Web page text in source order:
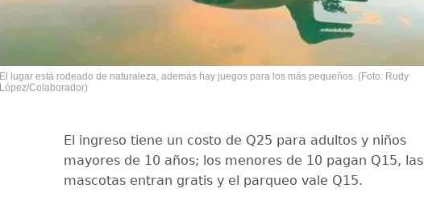
El lugar está rodeado de naturaleza, además hay juegos para los más pequeños. (Foto: Rudy
López/Colaborador)
El ingreso tiene un costo de Q25 para adultos y niños
mayores de 10 años; los menores de 10 pagan Q15, las
mascotas entran gratis y el parqueo vale Q15.